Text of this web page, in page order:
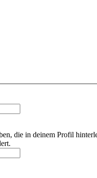
die in deinem Profil